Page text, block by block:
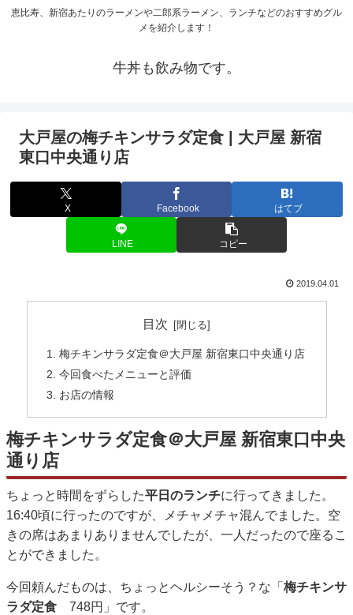
恵比寿、新宿あたりのラーメンや二郎系ラーメン、ランチなどのおすすめグル
メを紹介します！
牛丼も飲み物です。
大戸屋の梅チキンサラダ定食 | 大戸屋 新宿
東口中央通り店
X Facebook はてブ
LINE コピー
2019.04.01
目次
梅チキンサラダ定食＠大戸屋 新宿東口中央通り店
今回食べたメニューと評価
お店の情報
梅チキンサラダ定食＠大戸屋 新宿東口中央
通り店
ちょっと時間をずらした平日のランチに行ってきました。
16:40頃に行ったのですが、メチャメチャ混んでました。空
きの席はあまりありませんでしたが、一人だったので座るこ
とができました。
今回頼んだものは、ちょっとヘルシーそう？な「 梅チキンサ
ラダ定食 748円」です。